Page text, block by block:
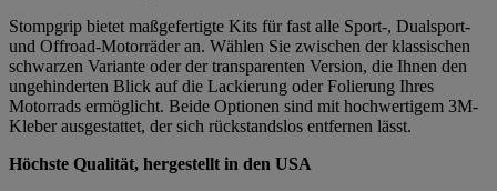
Stompgrip bietet maßgefertigte Kits für fast alle Sport-, Dualsport-
und Offroad-Motorräder an. Wählen Sie zwischen der klassischen
schwarzen Variante oder der transparenten Version, die Ihnen den
ungehinderten Blick auf die Lackierung oder Folierung Ihres
Motorrads ermöglicht. Beide Optionen sind mit hochwertigem 3M-
Kleber ausgestattet, der sich rückstandslos entfernen lässt.
Höchste Qualität, hergestellt in den USA